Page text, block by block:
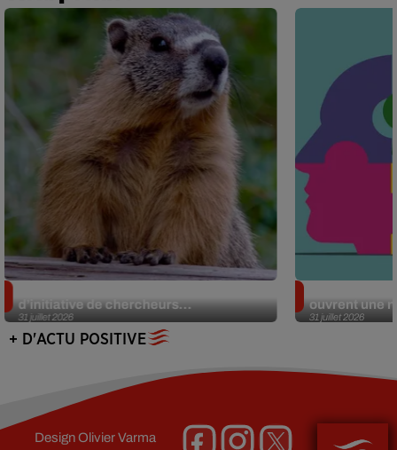
31 juillet 2026
d’initiative de chercheurs...
31 juillet 2026
ouvrent une
+ D'ACTU POSITIVE
DesignOlivier Varma